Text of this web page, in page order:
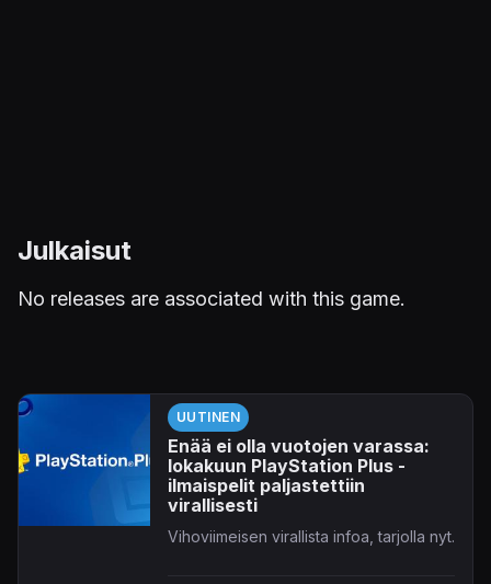
Julkaisut
No releases are associated with this game.
UUTINEN
Enää ei olla vuotojen varassa:
lokakuun PlayStation Plus -
ilmaispelit paljastettiin
virallisesti
Vihoviimeisen virallista infoa, tarjolla nyt.